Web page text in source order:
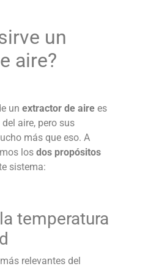
un
aire?
unextractor de aire es
aire, pero sus
más que eso. A
losdos propósitos
sistema:
temperatura
relevantes del